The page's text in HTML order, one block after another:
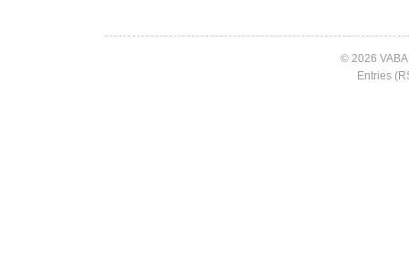
© 2026
Entries